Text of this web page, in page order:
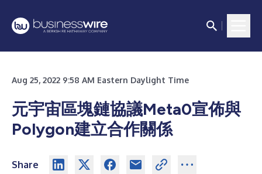
Aug 25, 2022 9:58 AM Eastern Daylight Time
元宇宙區塊鏈協議Meta0宣佈與
Polygon建立合作關係
Share